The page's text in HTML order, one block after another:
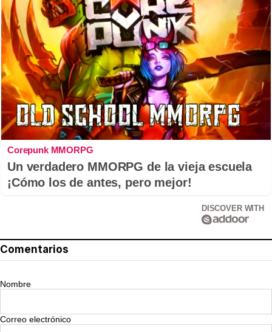
Corepunk MMORPG
Un verdadero MMORPG de la vieja escuela
¡Cómo los de antes, pero mejor!
DISCOVER WITH
Comentarios
Nombre
Correo electrónico